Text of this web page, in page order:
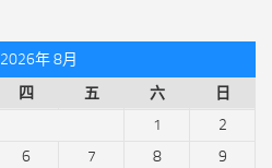
2026年 8月
四 五 六 日
1
2
6 7 8
9